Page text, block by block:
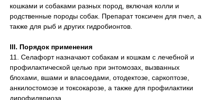
кошками и собаками разных пород, включая колли и
родственные породы собак. Препарат токсичен для пчел, а
также для рыб и других гидробионтов.
III. Порядок применения
11. Селафорт назначают собакам и кошкам с лечебной и
профилактической целью при энтомозах, вызванных
блохами, вшами и власоедами, отодектозе, саркоптозе,
анкилостомозе и токсокарозе, а также для профилактики
дирофиляриоза.